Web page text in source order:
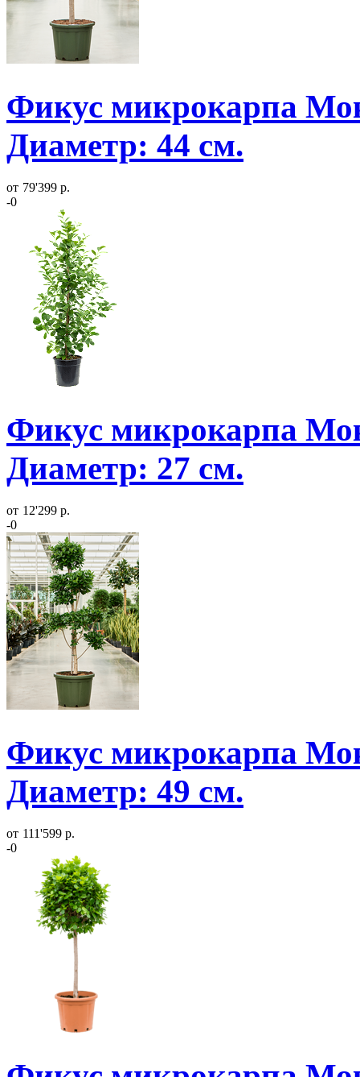
Фикус микрокарпа
Диаметр: 44 см.
от 79'399 р.
-0
Фикус микрокарпа
Диаметр: 27 см.
от 12'299 р.
-0
Фикус микрокарпа
Диаметр: 49 см.
от 111'599 р.
-0